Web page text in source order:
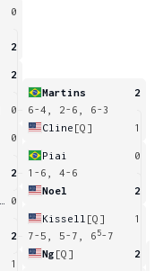
0
2
2
0
0
2
0
2
1
Martins
2
6-4, 2-6, 6-3
Cline [Q] 1
Piai
0
1-6, 4-6
Noel
2
Kissell [Q]
1
7-5, 5-7, 6 5-7
Ng [Q] 2